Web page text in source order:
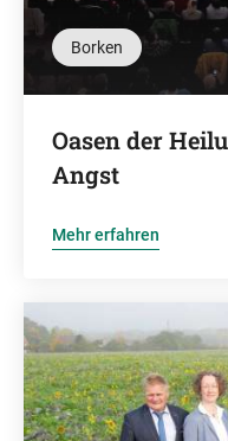
Borken
Oasen der
Angst
Mehr erfahren